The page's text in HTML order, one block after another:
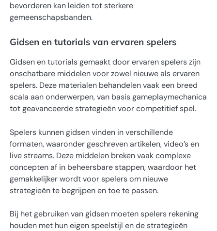
bevorderen kan leiden tot sterkere
gemeenschapsbanden.
Gidsen en tutorials van ervaren spelers
Gidsen en tutorials gemaakt door ervaren spelers zijn
onschatbare middelen voor zowel nieuwe als ervaren
spelers. Deze materialen behandelen vaak een breed
scala aan onderwerpen, van basis gameplaymechanica
tot geavanceerde strategieën voor competitief spel.
Spelers kunnen gidsen vinden in verschillende
formaten, waaronder geschreven artikelen, video’s en
live streams. Deze middelen breken vaak complexe
concepten af in beheersbare stappen, waardoor het
gemakkelijker wordt voor spelers om nieuwe
strategieën te begrijpen en toe te passen.
Bij het gebruiken van gidsen moeten spelers rekening
houden met hun eigen speelstijl en de strategieën